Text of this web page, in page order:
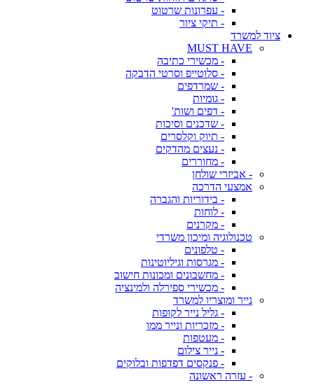
- עפרונות שרטוט
- תיקי ציור
ציוד למשרד
MUST HAVE
- מכשירי כתיבה
- סלוטייפ וסרטי הדבקה
- שמרדפים
- גומיות
- דפים ושות'
- שדכנים וסיכות
- תיוק וקלסרים
- נעצים מהדקים
- מחוררים
- אביזרי שולחן
אמצעי הדרכה
- בידוריות והגברה
- לוחות
- מקרנים
טכנולוגיה ומיכון משרדי
- טלפונים
- מגרסות וגיליוטינות
- מחשבונים ומכונות חישוב
- מכשירי ספירלה ולמינציה
נייר ומוצריו למשרד
- גליל נייר לקופות
- מזכריות ונייר ממו
- מעטפות
- נייר צילום
- פנקסים דפדפות ובלוקים
- עזרה ראשונה